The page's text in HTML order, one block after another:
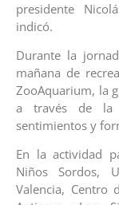
presidente
indicó.
Durante la
mañana de
ZooAquarium, la
a través de la
sentimientos y
En la actividad
Niños Sordos,
Valencia, Centro